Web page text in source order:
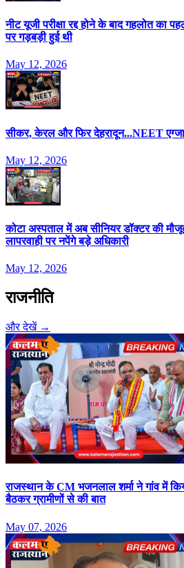
नीट यूजी परीक्षा रद्द होने के बाद गहलोत का
पर गड़बड़ी हुई थी
May 12, 2026
सीकर, केरल और फिर देहरादून...NEET
May 12, 2026
कोटा अस्पताल में अब सीनियर डॉक्टर की
लापरवाही पर नपेंगे बड़े अधिकारी
May 12, 2026
राजनीति
और देखें →
राजस्‍थान के CM भजनलाल शर्मा ने गांव में
बैठकर ग्रामीणों से की बात
May 07, 2026